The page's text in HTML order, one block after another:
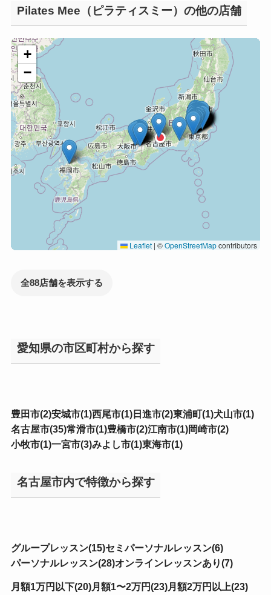
Pilates Mee（ピラティスミー）の他の店舗
+
−
Leaflet | ©OpenStreetMapcontributors
全88店舗を表示する
愛知県の市区町村から探す
豊田市(2)安城市(1)西尾市(1)日進市(2)東浦町(1)犬山市(1)
名古屋市(35)常滑市(1)豊橋市(2)江南市(1)岡崎市(2)
小牧市(1)一宮市(3)みよし市(1)東海市(1)
名古屋市内で特徴から探す
グループレッスン(15)セミパーソナルレッスン(6)
パーソナルレッスン(28)オンラインレッスンあり(7)
月額1万円以下(20)月額1〜2万円(23)月額2万円以上(23)